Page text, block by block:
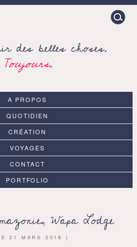
Search
for:
des belles choses.
Toujours.
A PROPOS
QUOTIDIEN
CRÉATION
VOYAGES
CONTACT
PORTFOLIO
Wapa Lodge
21 MARS 2018 }